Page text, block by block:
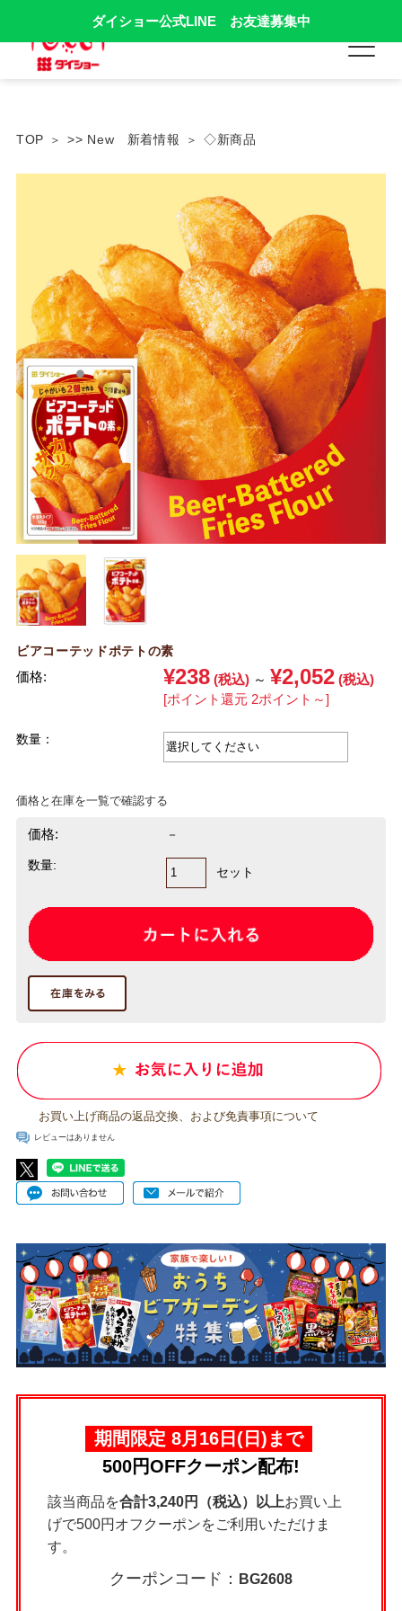
ダイショー公式LINE お友達募集中
TOP >> New 新着情報 ◇新商品
ビアコーテッドポテトの素
価格: ¥238 (税込) ～ ¥2,052 (税込)
[ポイント還元 2ポイント～]
数量：
価格と在庫を一覧で確認する
価格: －
数量: セット
お買い上げ商品の返品交換、および免責事項について
レビューはありません
期間限定 8月16日(日)まで
500円OFFクーポン配布!
該当商品を合計3,240円（税込）以上お買い上
げで500円オフクーポンをご利用いただけま
す。
クーポンコード： BG2608